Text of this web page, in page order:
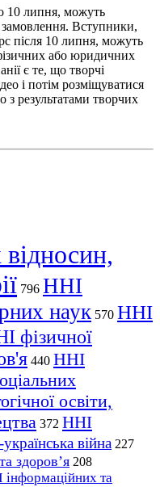
10 липня, можуть
Вступники,
після 10 липня, можуть
або юридичних
є те, що творчі
і потім розміщуватися
з результатами творчих
796 ННІ
наук 570 ННІ
фізичної
440 ННІ
освіти,
372 ННІ
війна 227
здоров’я 208
інформаційних та